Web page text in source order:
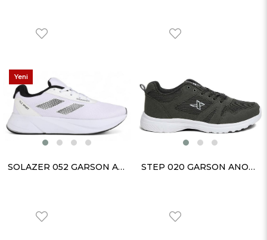
SOLAZER 052 GARSON ANORAK BEYAZ SİYAH
Yeni
Ürün
STEP 020 GARSON ANORAK HAKİ